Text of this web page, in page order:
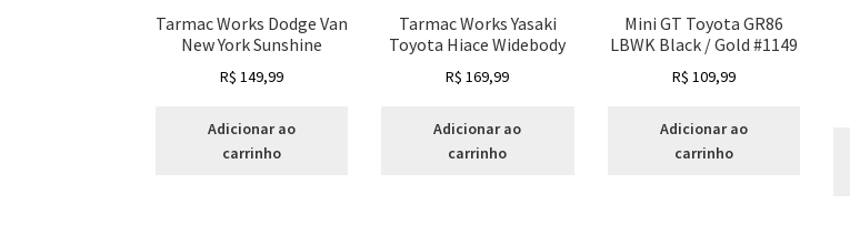
Tarmac Works Dodge Van
New York Sunshine
R$ 149,99
Adicionar ao
carrinho
Tarmac Works Yasaki
Toyota Hiace Widebody
R$ 169,99
Adicionar ao
carrinho
Mini GT Toyota GR86
LBWK Black / Gold #1149
R$ 109,99
Adicionar ao
carrinho